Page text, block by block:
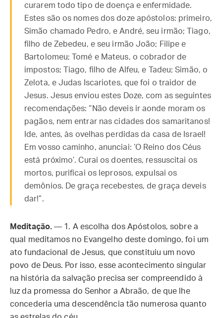
curarem todo tipo de doença e enfermidade.
Estes são os nomes dos doze apóstolos: primeiro,
Simão chamado Pedro, e André, seu irmão; Tiago,
filho de Zebedeu, e seu irmão João; Filipe e
Bartolomeu; Tomé e Mateus, o cobrador de
impostos; Tiago, filho de Alfeu, e Tadeu; Simão, o
Zelota, e Judas Iscariotes, que foi o traidor de
Jesus. Jesus enviou estes Doze, com as seguintes
recomendações: “Não deveis ir aonde moram os
pagãos, nem entrar nas cidades dos samaritanos!
Ide, antes, às ovelhas perdidas da casa de Israel!
Em vosso caminho, anunciai: ‘O Reino dos Céus
está próximo’. Curai os doentes, ressuscitai os
mortos, purificai os leprosos, expulsai os
demônios. De graça recebestes, de graça deveis
dar!”.
Meditação.— 1. A escolha dos Apóstolos, sobre a
qual meditamos no Evangelho deste domingo, foi um
ato fundacional de Jesus, que constituiu um novo
povo de Deus. Por isso, esse acontecimento singular
na história da salvação precisa ser compreendido à
luz da promessa do Senhor a Abraão, de que lhe
concederia uma descendência tão numerosa quanto